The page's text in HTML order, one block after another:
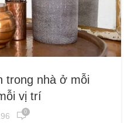
trong nhà ở mỗi
vị trí
0